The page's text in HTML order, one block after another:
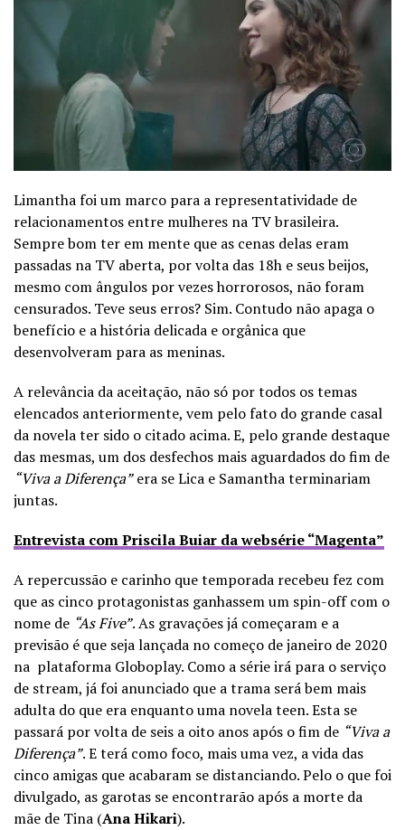
Limantha foi um marco para a representatividade de
relacionamentos entre mulheres na TV brasileira.
Sempre bom ter em mente que as cenas delas eram
passadas na TV aberta, por volta das 18h e seus beijos,
mesmo com ângulos por vezes horrorosos, não foram
censurados. Teve seus erros? Sim. Contudo não apaga o
benefício e a história delicada e orgânica que
desenvolveram para as meninas.
A relevância da aceitação, não só por todos os temas
elencados anteriormente, vem pelo fato do grande casal
da novela ter sido o citado acima. E, pelo grande destaque
das mesmas, um dos desfechos mais aguardados do fim de
“Viva a Diferença”era se Lica e Samantha terminariam
juntas.
Entrevista com Priscila Buiar da websérie “Magenta”
A repercussão e carinho que temporada recebeu fez com
que as cinco protagonistas ganhassem um spin-off com o
nome de “As Five”. As gravações já começaram e a
previsão é que seja lançada no começo de janeiro de 2020
na plataforma Globoplay. Como a série irá para o serviço
de stream, já foi anunciado que a trama será bem mais
adulta do que era enquanto uma novela teen. Esta se
passará por volta de seis a oito anos após o fim de “Viva a
Diferença”. E terá como foco, mais uma vez, a vida das
cinco amigas que acabaram se distanciando. Pelo o que foi
divulgado, as garotas se encontrarão após a morte da
mãe de Tina (Ana Hikari).